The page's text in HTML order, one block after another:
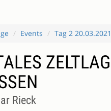
Events Tag 2 20.03.2021
Rieck